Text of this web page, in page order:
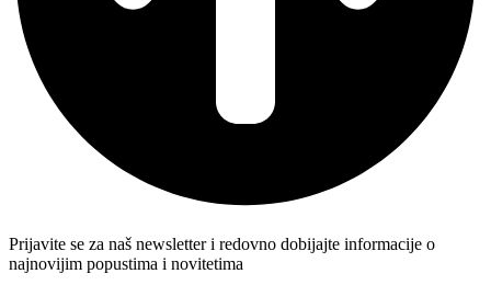
Prijavite se za naš newsletter i redovno dobijajte informacije o
najnovijim popustima i novitetima